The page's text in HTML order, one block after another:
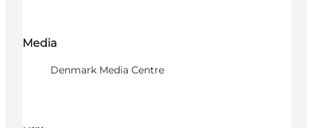
Media
Denmark Media Centre